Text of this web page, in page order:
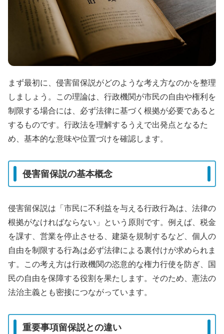
まず最初に、侵害留保説がどのような考え方なのかを整理
しましょう。この理論は、行政機関が市民の自由や権利を
制限する場合には、必ず法律に基づく根拠が必要であると
するものです。行政法を理解するうえで出発点となるた
め、基本的な意味や位置づけを確認します。
侵害留保説の基本概念
侵害留保説は「市民に不利益を与える行政行為は、法律の
根拠がなければならない」という原則です。例えば、税金
を課す、営業を停止させる、建築を規制するなど、個人の
自由を制限する行為は必ず法律による裏付けが求められま
す。この考え方は行政機関の恣意的な権力行使を防ぎ、国
民の自由を保障する役割を果たします。そのため、憲法の
法治主義とも密接につながっています。
重要事項留保説との違い